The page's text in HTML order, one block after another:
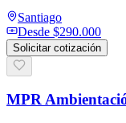
Santiago
Desde $290.000
Solicitar cotización
MPR